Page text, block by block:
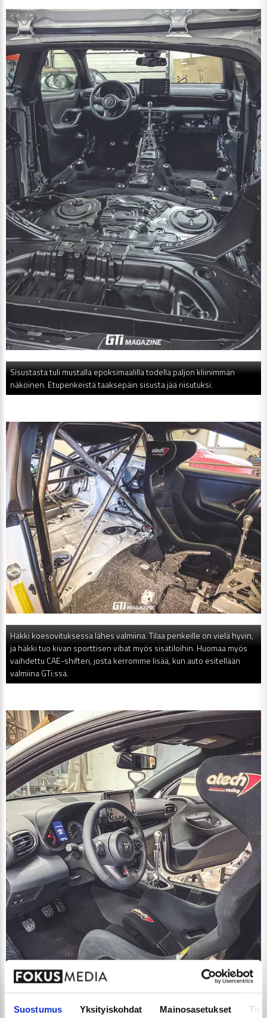
Suostumus Yksityiskohdat Mainosasetukset
Sisustasta tuli mustalla epoksimaalilla todella paljon kliinimmän
näköinen. Etupenkeistä taaksepäin sisusta jää riisutuksi.
Häkki koesovituksessa lähes valmiina. Tilaa penkeille on vielä hyvin,
ja häkki tuo kivan sporttisen vibat myös sisätiloihin. Huomaa myös
vaihdettu CAE-shifteri, josta kerromme lisää, kun auto esitellään
valmiina GTi:ssä.